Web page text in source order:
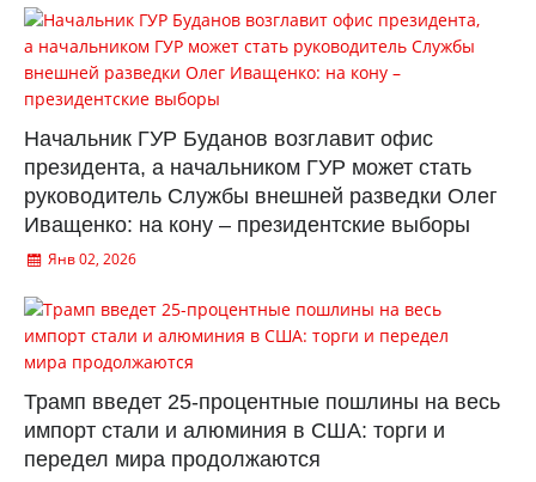
Начальник ГУР Буданов возглавит офис
президента, а начальником ГУР может стать
руководитель Службы внешней разведки Олег
Иващенко: на кону – президентские выборы
Янв 02, 2026
Трамп введет 25-процентные пошлины на весь
импорт стали и алюминия в США: торги и
передел мира продолжаются